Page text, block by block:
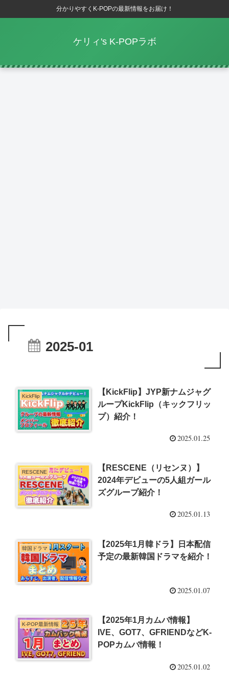
分かりやすくK-POPの最新情報をお届け！
ケリィ's K-POPラボ
2025-01
KickFlip
【KickFlip】JYP新ナムジャグ
ループKickFlip（キックフリッ
プ）紹介！
2025.01.25
RESCENE
【RESCENE（リセンヌ）】
2024年デビューの5人組ガール
ズグループ紹介！
2025.01.13
韓国ドラマ
【2025年1月韓ドラ】日本配信
予定の最新韓国ドラマを紹介！
2025.01.07
K-POP最新情報
【2025年1月カムバ情報】
IVE、GOT7、GFRIENDなどK-
POPカムバ情報！
2025.01.02